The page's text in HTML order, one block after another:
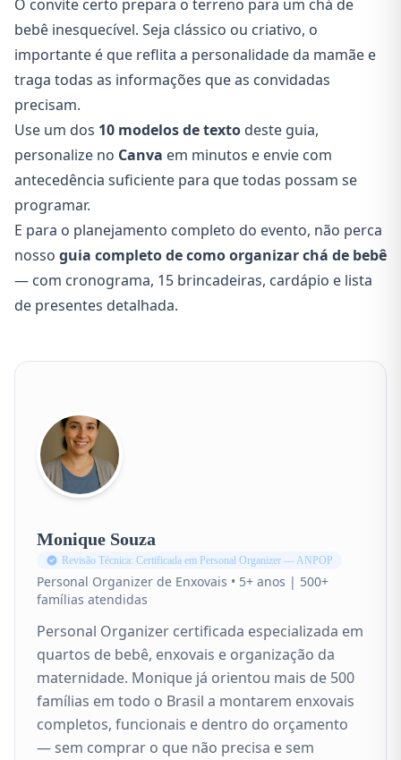
O convite certo prepara o terreno para um chá de
bebê inesquecível. Seja clássico ou criativo, o
importante é que reflita a personalidade da mamãe e
traga todas as informações que as convidadas
precisam.
Use um dos 10 modelos de texto deste guia,
personalize no Canva em minutos e envie com
antecedência suficiente para que todas possam se
programar.
E para o planejamento completo do evento, não perca
nosso guia completo de como organizar chá de bebê
— com cronograma, 15 brincadeiras, cardápio e lista
de presentes detalhada.
Monique Souza
Revisão Técnica: Certificada em Personal Organizer — ANPOP
Personal Organizer de Enxovais • 5+ anos | 500+
famílias atendidas
Personal Organizer certificada especializada em
quartos de bebê, enxovais e organização da
maternidade. Monique já orientou mais de 500
famílias em todo o Brasil a montarem enxovais
completos, funcionais e dentro do orçamento
— sem comprar o que não precisa e sem